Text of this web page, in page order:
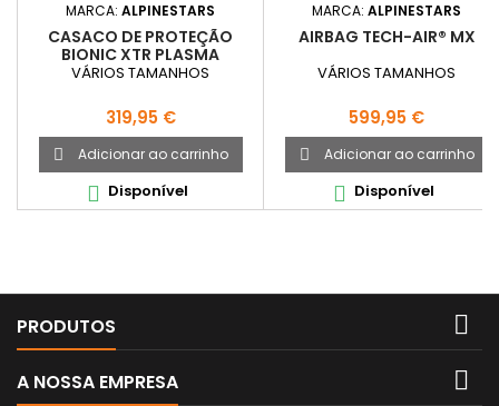
MARCA: ALPINESTARS
CASACO DE PROTEÇÃO
BIONIC XTR PLASMA
VÁRIOS TAMANHOS
Preço
319,95 €
 Adicionar ao carrinho
 Disponível
MARCA: ALPINESTARS
AIRBAG TECH-AIR® MX
VÁRIOS TAMANHOS
Preço
599,95 €
 Adicionar ao carrinho
 Disponível
PRODUTOS 
A NOSSA EMPRESA 